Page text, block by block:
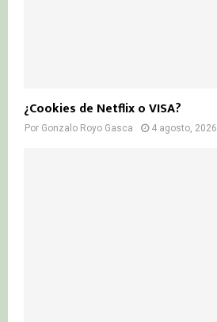
¿Cookies de Netflix o VISA?
Por Gonzalo Royo Gasca 4 agosto, 2026